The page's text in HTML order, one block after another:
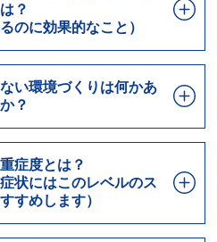
？
のに効果的なこと）
い環境づくりは何かあ
？
症度とは？
症状にはこのレベルのス
すめします）